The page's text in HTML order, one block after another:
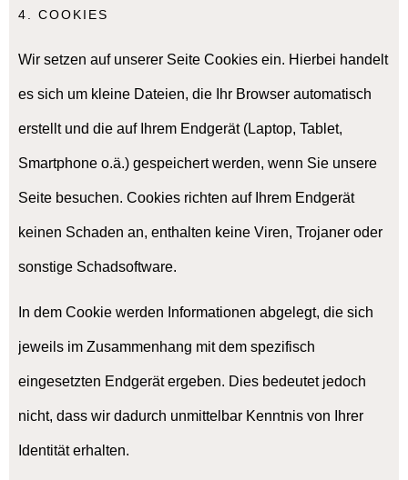
4. COOKIES
Wir setzen auf unserer Seite Cookies ein. Hierbei handelt
es sich um kleine Dateien, die Ihr Browser automatisch
erstellt und die auf Ihrem Endgerät (Laptop, Tablet,
Smartphone o.ä.) gespeichert werden, wenn Sie unsere
Seite besuchen. Cookies richten auf Ihrem Endgerät
keinen Schaden an, enthalten keine Viren, Trojaner oder
sonstige Schadsoftware.
In dem Cookie werden Informationen abgelegt, die sich
jeweils im Zusammenhang mit dem spezifisch
eingesetzten Endgerät ergeben. Dies bedeutet jedoch
nicht, dass wir dadurch unmittelbar Kenntnis von Ihrer
Identität erhalten.